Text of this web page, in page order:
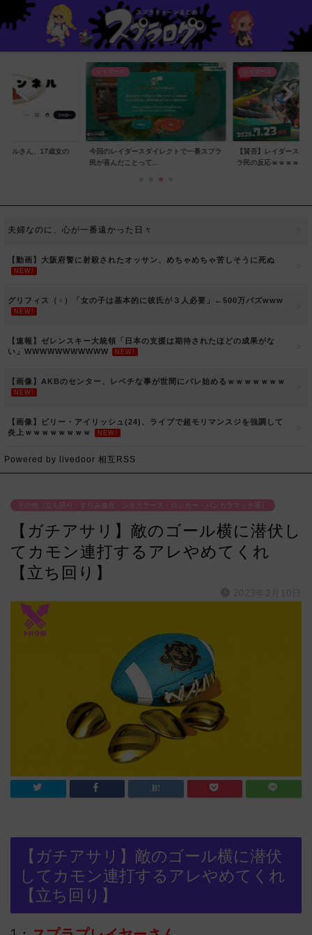
ネルさん、17歳女の
レイダース
今回のレイダースダイレクトで一番スプラ
民が喜んだことって...
レイダース
【賛否】レイダースダ
ラ民の反応ｗｗｗｗ...
夫婦なのに、心が一番遠かった日々
【動画】大阪府警に射殺されたオッサン、めちゃめちゃ苦しそうに死ぬ
NEW!
グリフィス（♀）「女の子は基本的に彼氏が３人必要」←500万バズwww
NEW!
【速報】ゼレンスキー大統領「日本の支援は期待されたほどの成果がな
い」WWWWWWWWWWW
NEW!
【画像】AKBのセンター、レベチな事が世間にバレ始めるｗｗｗｗｗｗｗ
NEW!
【画像】ビリー・アイリッシュ(24)、ライブで超モリマンスジを強調して
炎上ｗｗｗｗｗｗｗｗ
NEW!
Powered by livedoor 相互RSS
その他（立ち回り・すりみ連合・シオカラーズ・ロッカー・バンカラマッチ等）
【ガチアサリ】敵のゴール横に潜伏し
てカモン連打するアレやめてくれ
【立ち回り】
【ガチアサリ】敵のゴール横に潜伏
してカモン連打するアレやめてくれ
【立ち回り】